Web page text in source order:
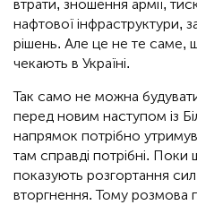
втрати, зношення армії,
нафтової інфраструктури,
рішень. Але це не те саме,
чекають в Україні.
Так само не можна
перед новим наступом із
напрямок потрібно
там справді потрібні. Поки
показують розгортання
вторгнення. Тому розмова